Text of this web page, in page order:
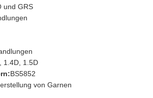
und GRS
1.4D, 1.5D
BS5852
von Garnen